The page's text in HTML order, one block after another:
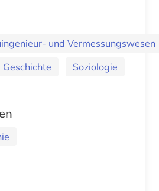
und Vermessungswesen
Geschichte Soziologie